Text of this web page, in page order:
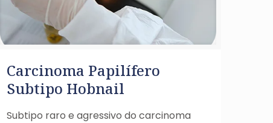
Carcinoma Papilífero
Subtipo Hobnail
Subtipo raro e agressivo do carcinoma